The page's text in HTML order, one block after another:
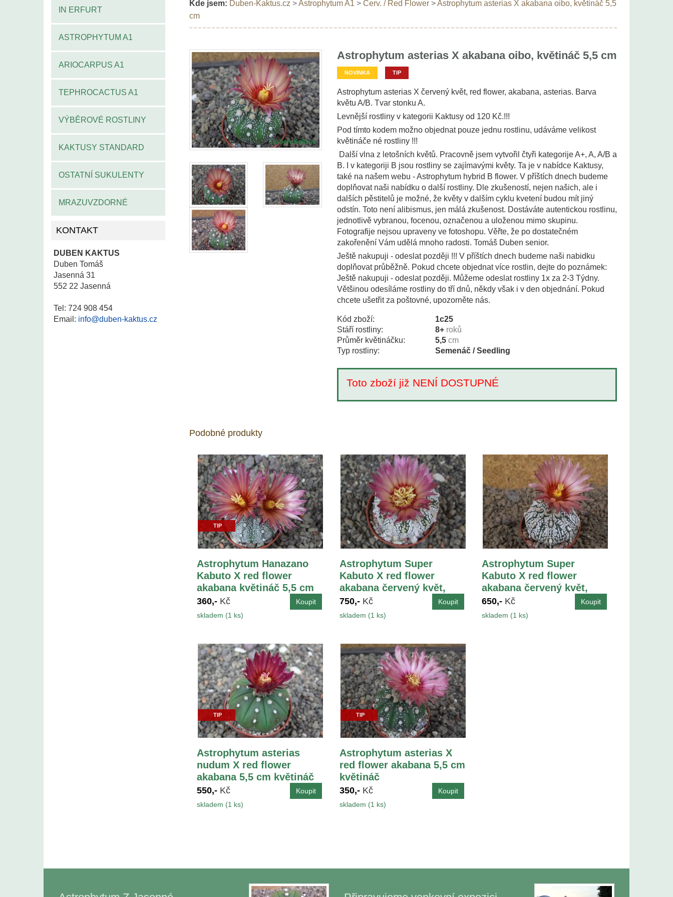
IN ERFURT
ASTROPHYTUM A1
ARIOCARPUS A1
TEPHROCACTUS A1
VÝBĚROVÉ ROSTLINY
KAKTUSY STANDARD
OSTATNÍ SUKULENTY
MRAZUVZDORNÉ
KONTAKT
DUBEN KAKTUS
Duben Tomáš
Jasenná 31
552 22 Jasenná
Tel: 724 908 454
Email: info@duben-kaktus.cz
Kde jsem: Duben-Kaktus.cz >Astrophytum A1 > Červ. / Red Flower>Astrophytum asterias X akabana oibo, květináč 5,5
cm
Astrophytum asterias X akabana oibo, květináč 5,5 cm
NOVINKA TIP
Astrophytum asterias X červený květ, red flower, akabana, asterias. Barva
květu A/B. Tvar stonku A.
Levnější rostliny v kategorii Kaktusy od 120 Kč.!!!
Pod tímto kodem možno objednat pouze jednu rostlinu, udáváme velikost
květináče né rostliny !!!
Další vlna z letošních květů. Pracovně jsem vytvořil čtyři kategorije A+, A, A/B a
B. I v kategoriji B jsou rostliny se zajímavými květy. Ta je v nabídce Kaktusy,
také na našem webu - Astrophytum hybrid B flower. V příštích dnech budeme
doplňovat naši nabídku o další rostliny. Dle zkušeností, nejen našich, ale i
dalších pěstitelů je možné, že květy v dalším cyklu kvetení budou mít jiný
odstín. Toto není alibismus, jen málá zkušenost. Dostáváte autentickou rostlinu,
jednotlivě vybranou, focenou, označenou a uloženou mimo skupinu.
Fotografije nejsou upraveny ve fotoshopu. Věřte, že po dostatečném
zakořenění Vám udělá mnoho radosti. Tomáš Duben senior.
Ještě nakupuji - odeslat později !!! V příštích dnech budeme naši nabidku
doplňovat průběžně. Pokud chcete objednat více rostlin, dejte do poznámek:
Ještě nakupuji - odeslat později. Můžeme odeslat rostliny 1x za 2-3 Týdny.
Většinou odesíláme rostliny do tří dnů, někdy však i v den objednání. Pokud
chcete ušetřit za poštovné, upozorněte nás.
Kód zboží:
1c25
Stáří rostliny:
8+ roků
Průměr květináčku:
5,5 cm
Typ rostliny:
Semenáč / Seedling
Toto zboží již NENÍ DOSTUPNÉ
Podobné produkty
TIP
Astrophytum Hanazano
Kabuto X red flower
akabana květináč 5,5 cm
360,- Kč
skladem (1 ks)
Astrophytum Super
Kabuto X red flower
akabana červený květ,
květináč 5,5 cm
750,- Kč
skladem (1 ks)
Astrophytum Super
Kabuto X red flower
akabana červený květ,
květináč 5,5 cm
650,- Kč
skladem (1 ks)
TIP
Astrophytum asterias
nudum X red flower
akabana 5,5 cm květináč
550,- Kč
skladem (1 ks)
TIP
Astrophytum asterias X
red flower akabana 5,5 cm
květináč
350,- Kč
skladem (1 ks)